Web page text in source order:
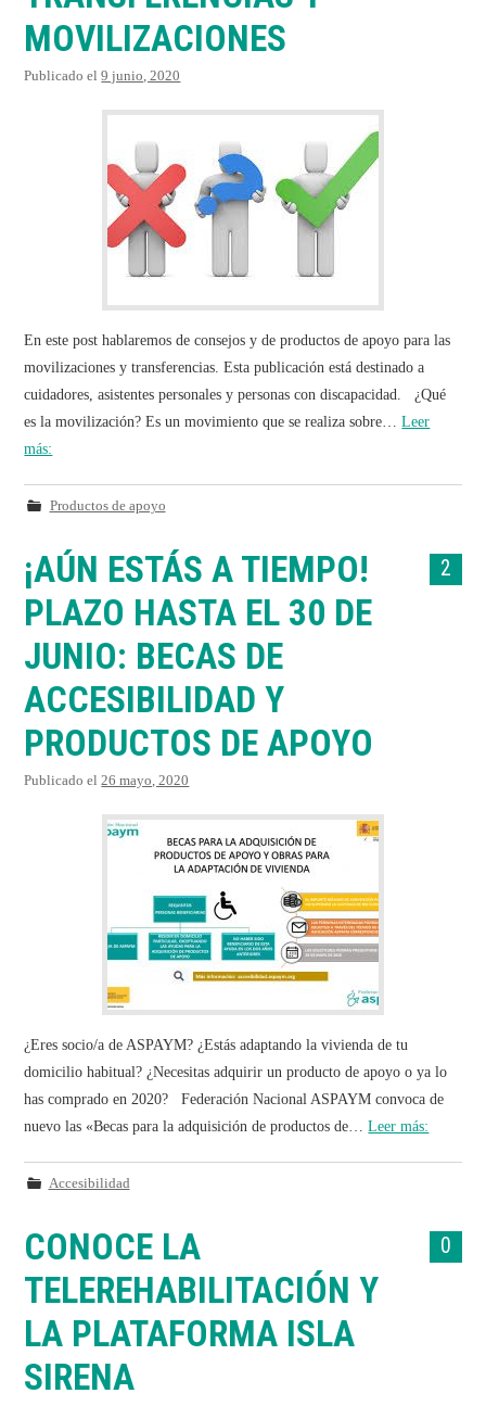
VIDEOS
TESTIMONIOS
MOVILIZACIONES
Publicado el9 junio, 2020
En este post hablaremos de consejos y de productos de apoyo para las
movilizaciones y transferencias. Esta publicación está destinado a
cuidadores, asistentes personales y personas con discapacidad. ¿Qué
es la movilización? Es un movimiento que se realiza sobre…Leer
más:
Productos de apoyo
2
¡AÚN ESTÁS A TIEMPO!
PLAZO HASTA EL 30 DE
JUNIO: BECAS DE
ACCESIBILIDAD Y
PRODUCTOS DE APOYO
Publicado el26 mayo, 2020
¿Eres socio/a de ASPAYM? ¿Estás adaptando la vivienda de tu
domicilio habitual? ¿Necesitas adquirir un producto de apoyo o ya lo
has comprado en 2020? Federación Nacional ASPAYM convoca de
nuevo las «Becas para la adquisición de productos de…Leer más:
Accesibilidad
0
CONOCE LA
TELEREHABILITACIÓN Y
LA PLATAFORMA ISLA
SIRENA